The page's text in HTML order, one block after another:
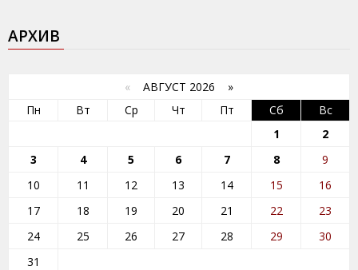
АРХИВ
« АВГУСТ 2026 »
Пн
Вт Ср Чт Пт Сб
Вс
1
2
3
4 5 6 7 8
9
10
11 12 13 14 15
16
17
18 19 20 21 22
23
24
25 26 27 28 29
30
31